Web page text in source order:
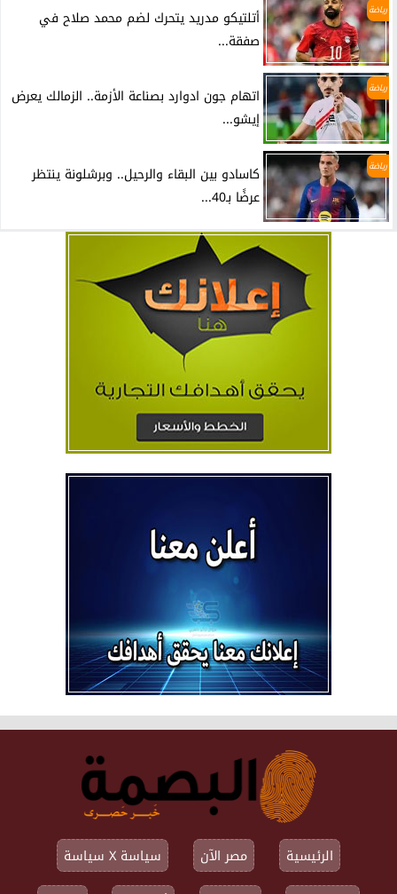
رياضة
أتلتيكو مدريد يتحرك لضم محمد صلاح في
صفقة...
رياضة
اتهام جون ادوارد بصناعة الأزمة.. الزمالك يعرض
إيشو...
رياضة
كاسادو بين البقاء والرحيل.. وبرشلونة ينتظر
عرضًا بـ40...
الرئيسية مصر الآن
سياسة X سياسة